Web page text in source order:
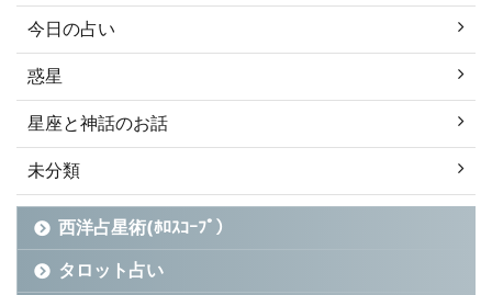
今日の占い
惑星
星座と神話のお話
未分類
西洋占星術(ﾎﾛｽｺｰﾌﾟ）
タロット占い